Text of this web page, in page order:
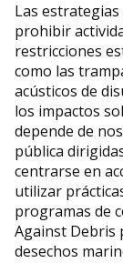
Las
prohibir
restricciones
como las
acústicos de
los impactos
depende de
pública
centrarse en
utilizar
programas de
Against Debris
desechos